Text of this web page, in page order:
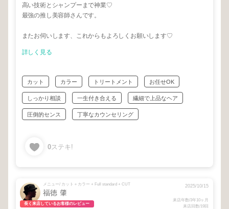
高い技術とシャンプーまで神業♡
最強の推し美容師さんです。
またお伺いします、これからもよろしくお願いします♡
詳しく見る
カット カラー トリートメント お任せOK
しっかり相談 一生付き合える 繊細で上品なヘア
圧倒的センス 丁寧なカウンセリング
0ステキ!
メニュー/ カット＋カラー + Full standard + CUT
福徳 肇
長く来店しているお客様のレビュー
2025/10/15
来店年数/3年10ヶ月
来店回数/19回